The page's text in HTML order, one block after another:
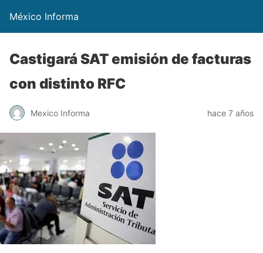
México Informa
Castigará SAT emisión de facturas
con distinto RFC
Mexico Informa hace 7 años